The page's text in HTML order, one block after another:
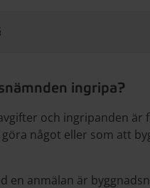
ingripa?
och ingripanden är
något eller som att
en anmälan är